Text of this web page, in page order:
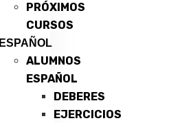
PRÓXIMOS
CURSOS
ESPAÑOL
ALUMNOS
ESPAÑOL
DEBERES
EJERCICIOS